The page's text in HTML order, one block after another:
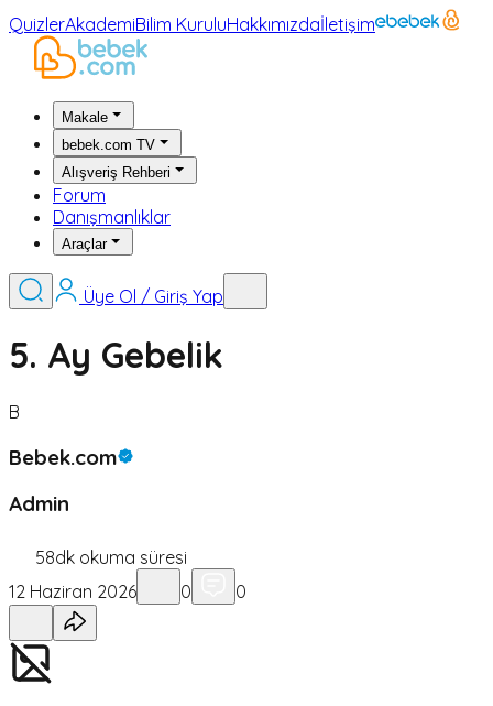
QuizlerAkademiBilim KuruluHakkımızdaİletişim
Makale
bebek.com TV
Alışveriş Rehberi
Forum
Danışmanlıklar
Araçlar
Üye Ol / Giriş Yap
5. Ay Gebelik
B
Bebek.com
Admin
58dk okuma süresi
12 Haziran 2026
0 0